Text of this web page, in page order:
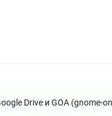
Drive и GOA (gnome-